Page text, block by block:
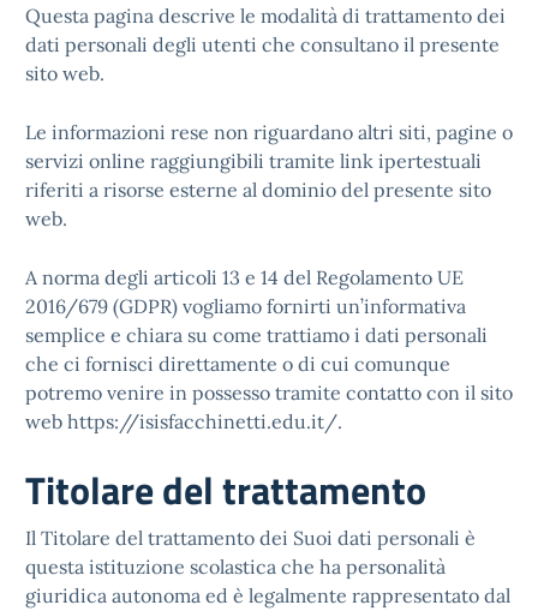
Questa pagina descrive le modalità di trattamento dei
dati personali degli utenti che consultano il presente
sito web.
Le informazioni rese non riguardano altri siti, pagine o
servizi online raggiungibili tramite link ipertestuali
riferiti a risorse esterne al dominio del presente sito
web.
A norma degli articoli 13 e 14 del Regolamento UE
2016/679 (GDPR) vogliamo fornirti un’informativa
semplice e chiara su come trattiamo i dati personali
che ci fornisci direttamente o di cui comunque
potremo venire in possesso tramite contatto con il sito
web https://isisfacchinetti.edu.it/.
Titolare del trattamento
Il Titolare del trattamento dei Suoi dati personali è
questa istituzione scolastica che ha personalità
giuridica autonoma ed è legalmente rappresentato dal